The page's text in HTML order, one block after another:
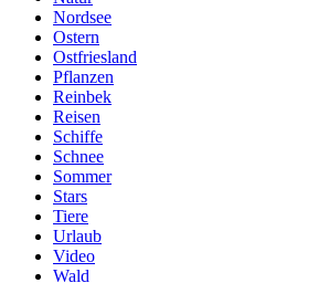
Nordsee
Ostern
Ostfriesland
Pflanzen
Reinbek
Reisen
Schiffe
Schnee
Sommer
Stars
Tiere
Urlaub
Video
Wald